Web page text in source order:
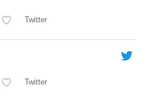
Twitter
Twitter